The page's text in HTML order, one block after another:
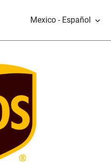
Mexico - Español